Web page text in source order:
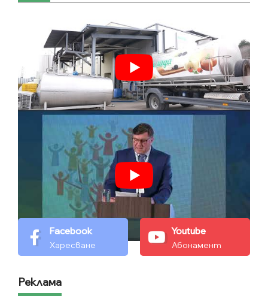
Facebook
Харесване
Youtube
Абонамент
Реклама